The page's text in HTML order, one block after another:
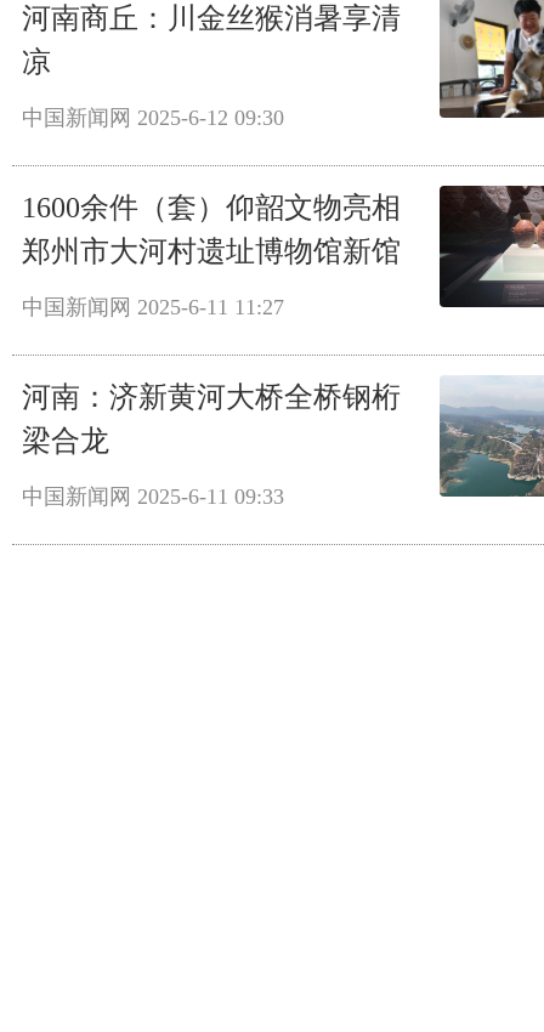
河南商丘：川金丝猴消暑享清
凉
中国新闻网 2025-6-12 09:30
1600余件（套）仰韶文物亮相
郑州市大河村遗址博物馆新馆
中国新闻网 2025-6-11 11:27
河南：济新黄河大桥全桥钢桁
梁合龙
中国新闻网 2025-6-11 09:33